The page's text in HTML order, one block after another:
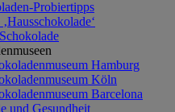
Probiertipps
Hamburg
Köln
Barcelona
und Gesundheit